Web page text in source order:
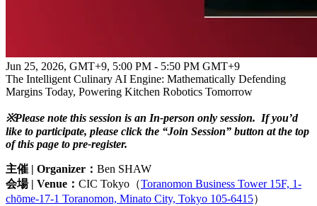
Jun 25, 2026, GMT+9, 5:00 PM - 5:50 PM GMT+9
The Intelligent Culinary AI Engine: Mathematically Defending
Margins Today, Powering Kitchen Robotics Tomorrow
※Please note this session is an In-person only session. If you’d
like to participate, please click the “Join Session” button at the top
of this page to pre-register.
主催 | Organizer： Ben SHAW
会場 | Venue： CIC Tokyo（Toranomon Business Tower 15F, 1-
chōme-17-1 Toranomon, Minato City, Tokyo 105-6415）